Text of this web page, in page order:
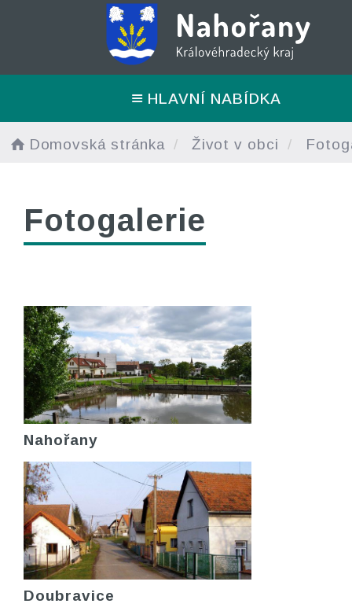
HLAVNÍ NABÍDKA
Domovská stránka Život v obci
Fotogalerie
Nahořany
Doubravice